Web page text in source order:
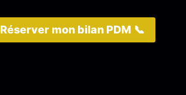
Réserver mon bilan PDM 📞